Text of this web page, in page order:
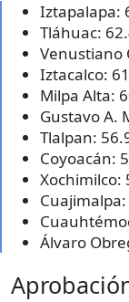
Iztapalapa:
Tláhuac:
Venustiano
Iztacalco:
Milpa Alta:
Gustavo A.
Tlalpan:
Coyoacán:
Xochimilco:
Álvaro